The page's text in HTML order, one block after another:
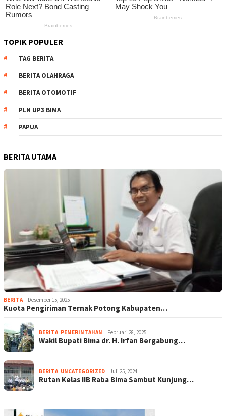
TOPIK POPULER
TAG BERITA
BERITA OLAHRAGA
BERITA OTOMOTIF
PLN UP3 BIMA
PAPUA
BERITA UTAMA
BERITA Desember 15, 2025
Kuota Pengiriman Ternak Potong Kabupaten…
BERITA, PEMERINTAHAN Februari 28, 2025
Wakil Bupati Bima dr. H. Irfan Bergabung…
BERITA, UNCATEGORIZED Juli 25, 2024
Rutan Kelas IIB Raba Bima Sambut Kunjung…